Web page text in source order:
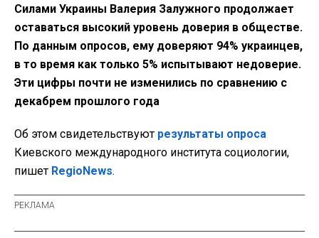
Силами Украины Валерия Залужного продолжает
оставаться высокий уровень доверия в обществе.
По данным опросов, ему доверяют 94% украинцев,
в то время как только 5% испытывают недоверие.
Эти цифры почти не изменились по сравнению с
декабрем прошлого года
Об этом свидетельствуют результаты опроса
Киевского международного института социологии,
пишет RegioNews.